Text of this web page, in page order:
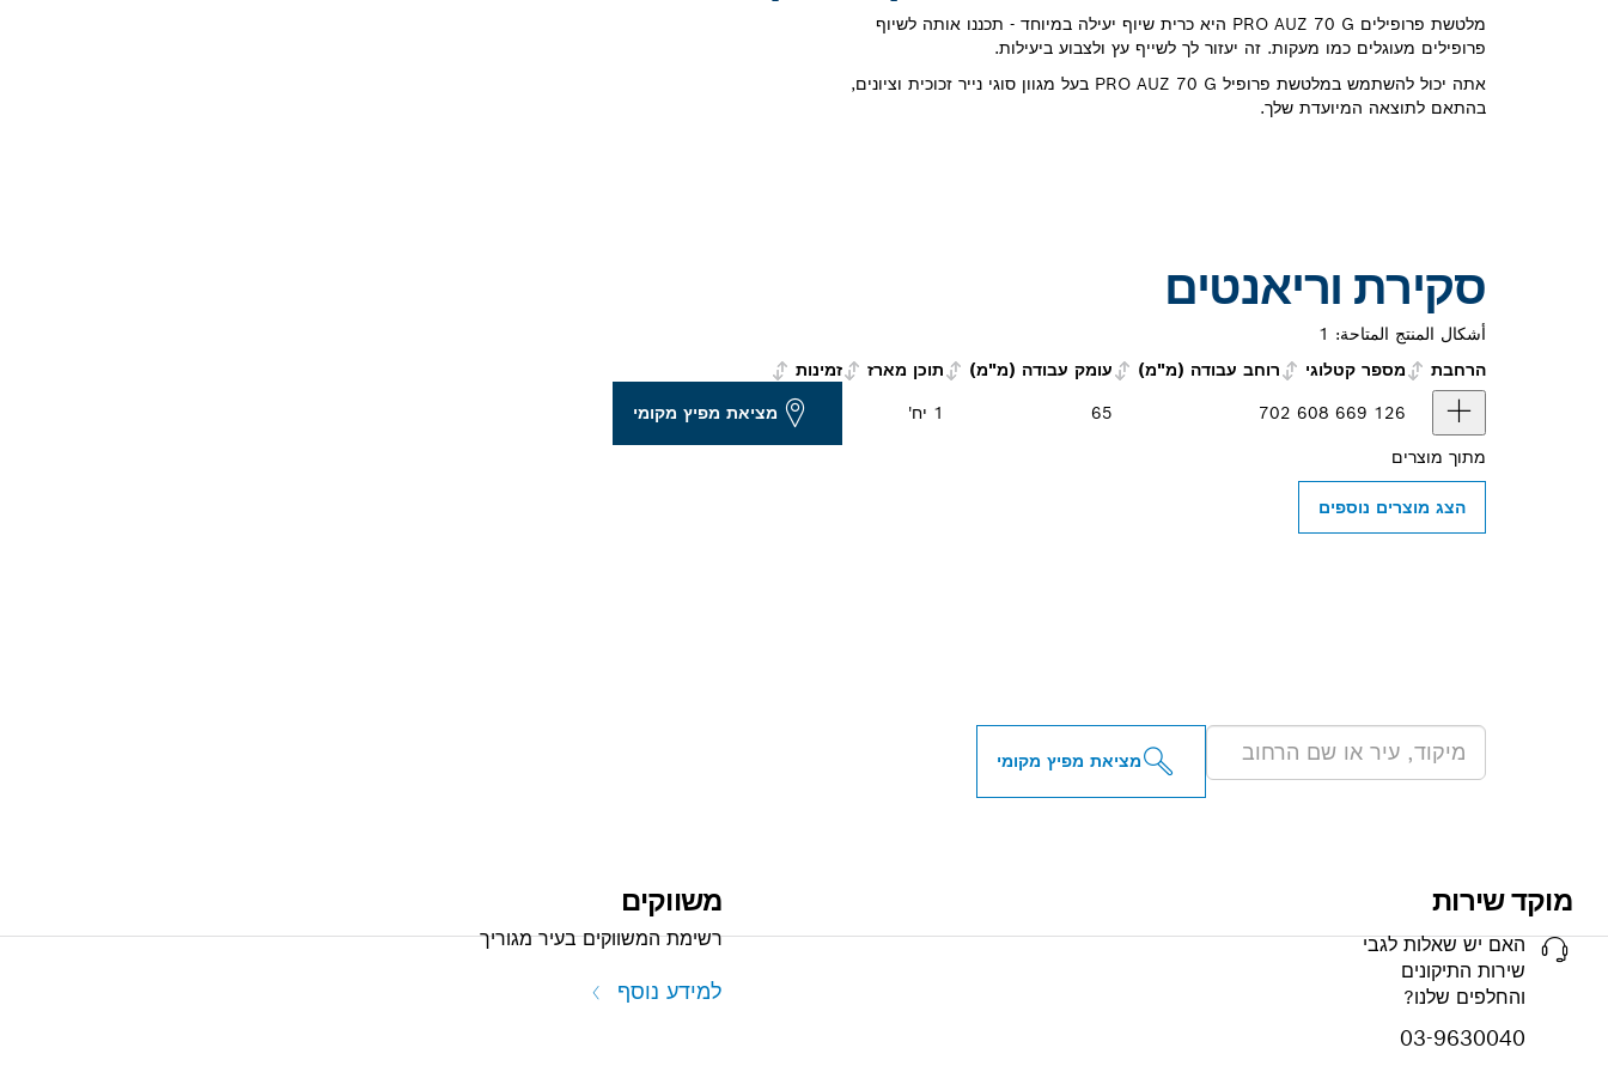
מלטשת פרופילים PRO AUZ 70 G היא כרית שיוף יעילה במיוחד - תכננו אותה לשיוף
פרופילים מעוגלים כמו מעקות. זה יעזור לך לשייף עץ ולצבוע ביעילות.
אתה יכול להשתמש במלטשת פרופיל PRO AUZ 70 G בעל מגוון סוגי נייר זכוכית וציונים,
בהתאם לתוצאה המיועדת שלך.
סקירת וריאנטים
أشكال المنتج المتاحة: 1
הרחבת
מספר קטלוגי רוחב עבודה (מ"מ) עומק עבודה (מ"מ) תוכן מארז
זמינות
2 608 669 126
70
65 1 יח' מציאת מפיץ מקומי
מתוך מוצרים
הצג מוצרים נוספים
מציאת מפיץ מקומי
מוקד שירות
האם יש שאלות לגבי
שירות התיקונים
והחלפים שלנו?
03-9630040
משווקים
רשימת המשווקים בעיר מגוריך
למידע נוסף